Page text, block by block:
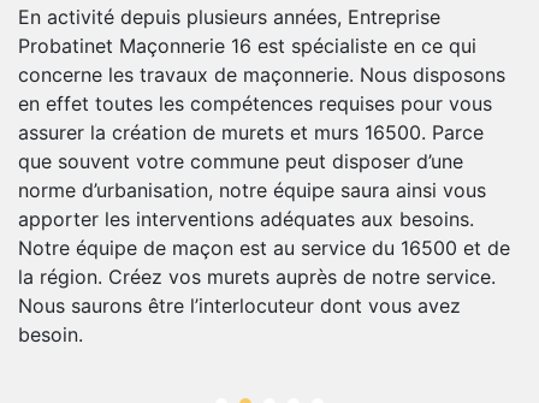
En activité depuis plusieurs années, Entreprise
Probatinet Maçonnerie 16 est spécialiste en ce qui
concerne les travaux de maçonnerie. Nous disposons
en effet toutes les compétences requises pour vous
assurer la création de murets et murs 16500. Parce
que souvent votre commune peut disposer d’une
norme d’urbanisation, notre équipe saura ainsi vous
apporter les interventions adéquates aux besoins.
Notre équipe de maçon est au service du 16500 et de
la région. Créez vos murets auprès de notre service.
Nous saurons être l’interlocuteur dont vous avez
besoin.